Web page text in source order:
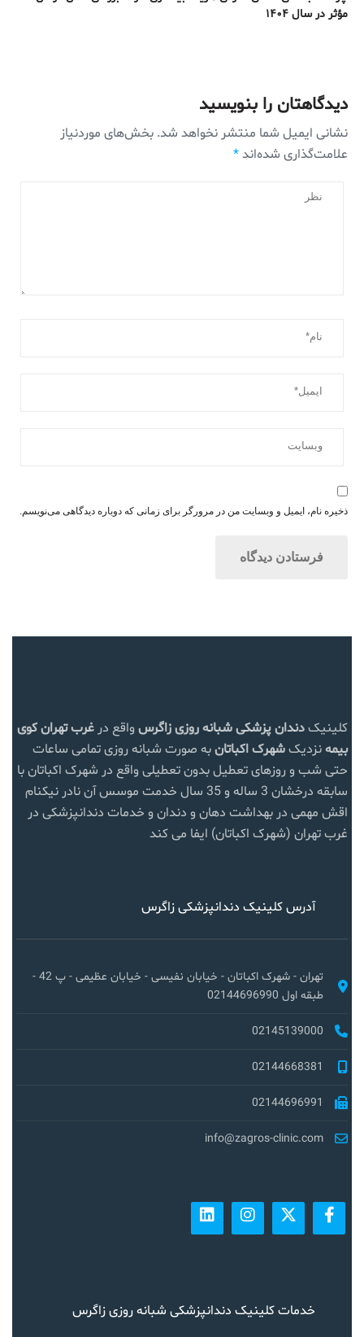
مؤثر در سال ۱۴۰۴
دیدگاهتان را بنویسید
نشانی ایمیل شما منتشر نخواهد شد. بخش‌های موردنیاز
علامت‌گذاری شده‌اند*
ذخیره نام، ایمیل و وبسایت من در مرورگر برای زمانی که دوباره دیدگاهی می‌نویسم.
کلینیکدندان پزشکی شبانه روزی زاگرس واقع در غرب تهرانکوی
بیمهنزدیکشهرک اکباتانبه صورت شبانه روزی تمامی ساعات
حتی شب و روزهای تعطیل بدون تعطیلی واقع در شهرک اکباتان با
سابقه درخشان 3 ساله و 35 سال خدمت موسس آن نادر نیکنام
اقش مهمی در بهداشت دهان و دندان و خدمات دندانپزشکی در
غرب تهران (شهرک اکباتان) ایفا می کند
آدرس کلینیک دندانپزشکی زاگرس
تهران - شهرک اکباتان - خیابان نفیسی - خیابان عظیمی - پ 42 -
طبقه اول 02144696990
02145139000
02144668381
02144696991
info@zagros-clinic.com
خدمات کلینیک دندانپزشکی شبانه روزی زاگرس